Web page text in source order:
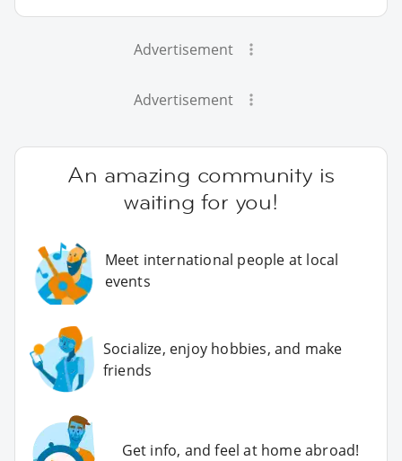
Advertisement
Advertisement
An amazing community is
waiting for you!
Meet international people at local
events
Socialize, enjoy hobbies, and make
friends
Get info, and feel at home abroad!